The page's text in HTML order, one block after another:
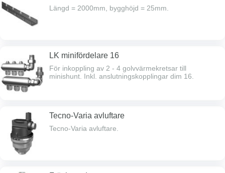
Längd = 2000mm, bygghöjd = 25mm.
LK minifördelare 16
För inkoppling av 2 - 4 golvvärmekretsar till
minishunt. Inkl. anslutningskopplingar dim 16.
Tecno-Varia avluftare
Tecno-Varia avluftare.